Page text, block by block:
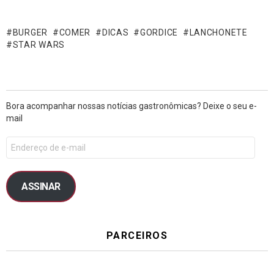
BURGER COMER DICAS GORDICE
LANCHONETE
STAR WARS
Bora acompanhar nossas notícias gastronômicas? Deixe o seu e-
mail
ASSINAR
PARCEIROS